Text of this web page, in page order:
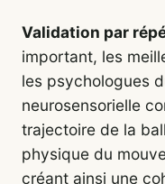
Validation par
important, les
les psychologues
neurosensorielle
trajectoire de la
physique du
créant ainsi une